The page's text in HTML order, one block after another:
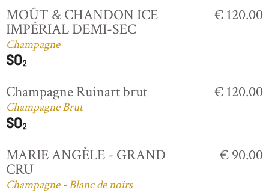
MOÛT & CHANDON ICE
IMPÉRIAL DEMI-SEC
Champagne
€ 120.00
Champagne Ruinart brut
Champagne Brut
€ 120.00
MARIE ANGÈLE - GRAND
CRU
Champagne - Blanc de noirs
€ 90.00